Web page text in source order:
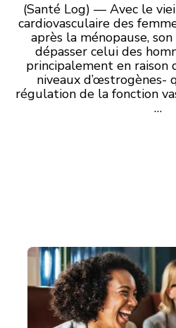
(Santé Log) — Avec le
cardiovasculaire des
après la ménopause,
dépasser celui des
principalement en raison
niveaux d’œstrogènes-
régulation de la fonction
…